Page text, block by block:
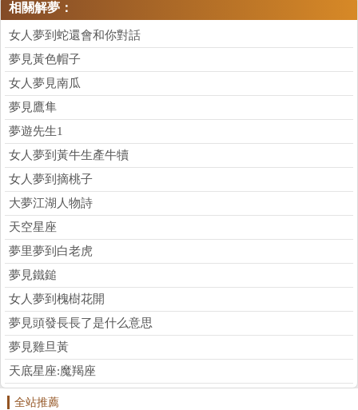
相關解夢：
女人夢到蛇還會和你對話
夢見黃色帽子
女人夢見南瓜
夢見鷹隼
夢遊先生1
女人夢到黃牛生產牛犢
女人夢到摘桃子
大夢江湖人物詩
天空星座
夢里夢到白老虎
夢見鐵鎚
女人夢到槐樹花開
夢見頭發長長了是什么意思
夢見雞旦黃
天底星座:魔羯座
全站推薦